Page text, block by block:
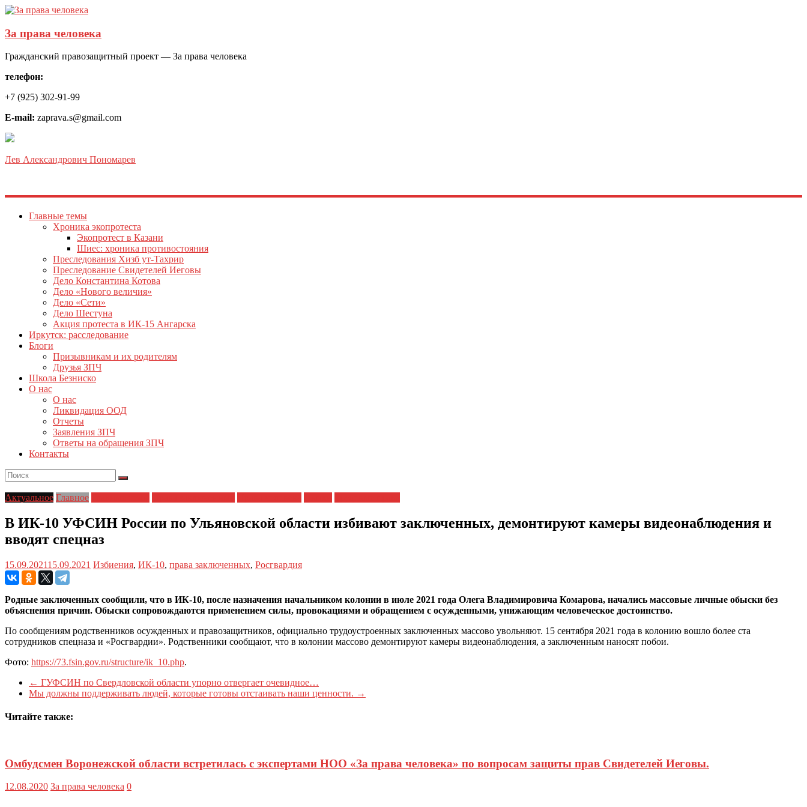
За права человека
Гражданский правозащитный проект — За права человека
телефон:
+7 (925) 302-91-99
E-mail: zaprava.s@gmail.com
Лев Александрович Пономарев
Главные темы
Хроника экопротеста
Экопротест в Казани
Шиес: хроника противостояния
Преследования Хизб ут-Тахрир
Преследование Свидетелей Иеговы
Дело Константина Котова
Дело «Нового величия»
Дело «Сети»
Дело Шестуна
Акция протеста в ИК-15 Ангарска
Иркутск: расследование
Блоги
Призывникам и их родителям
Друзья ЗПЧ
Школа Безниско
О нас
О нас
Ликвидация ООД
Отчеты
Заявления ЗПЧ
Ответы на обращения ЗПЧ
Контакты
Актуальное Главное
В ИК-10 УФСИН России по Ульяновской области избивают заключенных, демонтируют камеры видеонаблюдения и
вводят спецназ
15.09.202115.09.2021 Избиения, ИК-10, права заключенных, Росгвардия
Родные заключенных сообщили, что в ИК-10, после назначения начальником колонии в июле 2021 года Олега Владимировича Комарова, начались массовые личные обыски без
объяснения причин. Обыски сопровождаются применением силы, провокациями и обращением с осужденными, унижающим человеческое достоинство.
По сообщениям родственников осужденных и правозащитников, официально трудоустроенных заключенных массово увольняют. 15 сентября 2021 года в колонию вошло более ста
сотрудников спецназа и «Росгвардии». Родственники сообщают, что в колонии массово демонтируют камеры видеонаблюдения, а заключенным наносят побои.
Фото: https://73.fsin.gov.ru/structure/ik_10.php.
← ГУФСИН по Свердловской области упорно отвергает очевидное…
Мы должны поддерживать людей, которые готовы отстаивать наши ценности. →
Читайте также:
Омбудсмен Воронежской области встретилась с экспертами НОО «За права человека» по вопросам защиты прав Свидетелей Иеговы.
12.08.2020 За права человека 0